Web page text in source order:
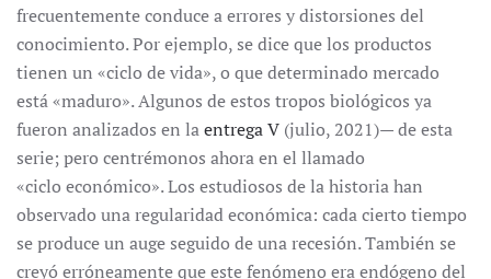
frecuentemente conduce a errores y distorsiones del
conocimiento. Por ejemplo, se dice que los productos
tienen un «ciclo de vida», o que determinado mercado
está «maduro». Algunos de estos tropos biológicos ya
fueron analizados en laentrega V (julio, 2021)— de esta
serie; pero centrémonos ahora en el llamado
«ciclo económico». Los estudiosos de la historia han
observado una regularidad económica: cada cierto tiempo
se produce un auge seguido de una recesión. También se
creyó erróneamente que este fenómeno era endógeno del